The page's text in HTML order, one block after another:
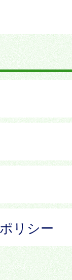
リシー